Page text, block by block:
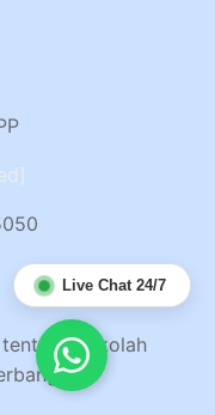
sekolah
Live Chat 24/7